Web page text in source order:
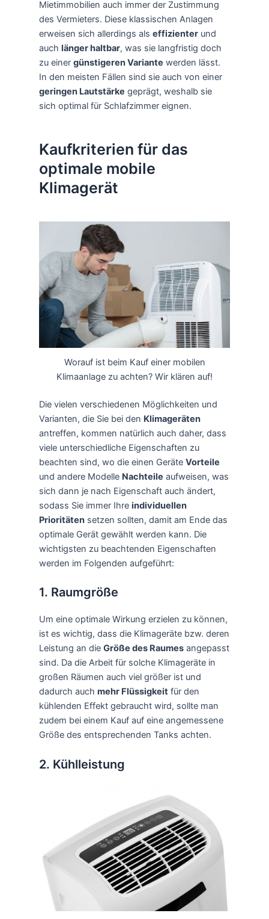
Mietimmobilien auch immer der Zustimmung
des Vermieters. Diese klassischen Anlagen
erweisen sich allerdings als effizienter und
auch länger haltbar, was sie langfristig doch
zu einer günstigeren Variante werden lässt.
In den meisten Fällen sind sie auch von einer
geringen Lautstärke geprägt, weshalb sie
sich optimal für Schlafzimmer eignen.
Kaufkriterien für das
optimale mobile
Klimagerät
Worauf ist beim Kauf einer mobilen
Klimaanlage zu achten? Wir klären auf!
Die vielen verschiedenen Möglichkeiten und
Varianten, die Sie bei den Klimageräten
antreffen, kommen natürlich auch daher, dass
viele unterschiedliche Eigenschaften zu
beachten sind, wo die einen Geräte Vorteile
und andere Modelle Nachteile aufweisen, was
sich dann je nach Eigenschaft auch ändert,
sodass Sie immer Ihre individuellen
Prioritäten setzen sollten, damit am Ende das
optimale Gerät gewählt werden kann. Die
wichtigsten zu beachtenden Eigenschaften
werden im Folgenden aufgeführt:
1. Raumgröße
Um eine optimale Wirkung erzielen zu können,
ist es wichtig, dass die Klimageräte bzw. deren
Leistung an die Größe des Raumes angepasst
sind. Da die Arbeit für solche Klimageräte in
großen Räumen auch viel größer ist und
dadurch auch mehr Flüssigkeit für den
kühlenden Effekt gebraucht wird, sollte man
zudem bei einem Kauf auf eine angemessene
Größe des entsprechenden Tanks achten.
2. Kühlleistung